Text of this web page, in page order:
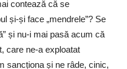
contează că se
și-și face „mendrele”? Se
și nu-i mai pasă acum că
care ne-a exploatat
sancționa și ne râde, cinic,